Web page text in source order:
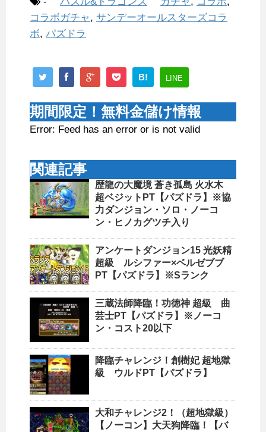
コラボガチャ, サンデーオールスターズコラ
ボ, パズドラ
B! LINE
期間限定！無料金儲け情報
Error: Feed has an error or is not valid
関連記事
歴龍の大魔境 蒼き孤島 火水木
超ベジットPT【パズドラ】※協
力ダンジョン・ソロ・ノーコ
ン・ヒノカグツチ入り
アンケートダンジョン15 光妖精
超級 ルシファー×ベルゼブブ
PT【パズドラ】※Sランク
三蔵法師降臨！功徳神 超級 曲
芸士PT【パズドラ】※ノーコ
ン・コスト20以下
降臨チャレンジ！創樹妃 超地獄
級 ウルドPT【パズドラ】
大和チャレンジ2！（超地獄級）
【ノーコン】大天狗降臨！【バ